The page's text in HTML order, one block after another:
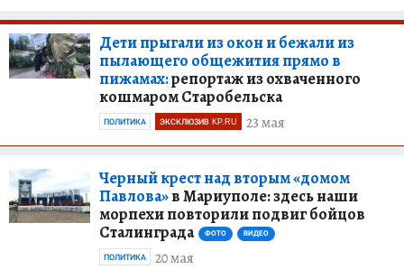
Дети прыгали из окон и бежали из
пылающего общежития прямо в
пижамах:репортаж из охваченного
кошмаром Старобельска
23 мая
ПОЛИТИКА ЭКСКЛЮЗИВ KP.RU
Черный крест над вторым «домом
Павлова»в Мариуполе: здесь наши
морпехи повторили подвиг бойцов
Сталинграда
ФОТО ВИДЕО
20 мая
ПОЛИТИКА